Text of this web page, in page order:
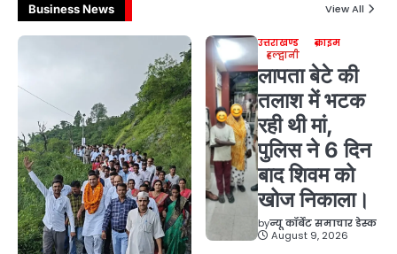
Business News View All
उत्तराखण्ड
क्राइम
हल्द्वानी
लापता बेटे की
तलाश में भटक
रही थी मां,
पुलिस ने 6 दिन
बाद शिवम को
खोज निकाला।
byन्यू कॉर्बेट समाचार डेस्क
August 9, 2026